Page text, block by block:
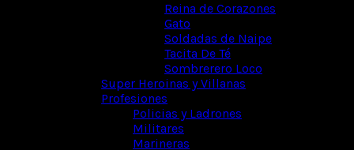
Reina de Corazones
Gato
Soldadas de Naipe
Tacita De Té
Sombrerero Loco
Super Heroinas y Villanas
Profesiones
Policias y Ladrones
Militares
Marineras